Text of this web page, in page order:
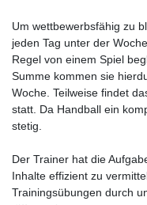
Um wettbewerbsfähig zu
jeden Tag unter der
Regel von einem Spiel
Summe kommen sie
Woche. Teilweise findet
statt. Da Handball ein
stetig.
Der Trainer hat die
Inhalte effizient zu
Trainingsübungen durch